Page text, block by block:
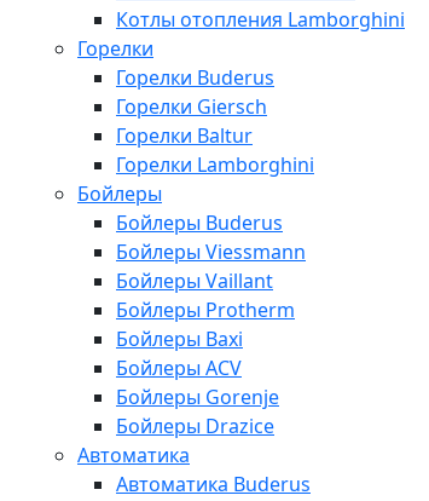
Котлы отопления Lamborghini
Горелки
Горелки Buderus
Горелки Giersch
Горелки Baltur
Горелки Lamborghini
Бойлеры
Бойлеры Buderus
Бойлеры Viessmann
Бойлеры Vaillant
Бойлеры Protherm
Бойлеры Baxi
Бойлеры ACV
Бойлеры Gorenje
Бойлеры Drazice
Автоматика
Автоматика Buderus